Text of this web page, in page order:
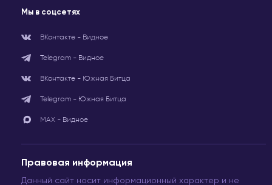
Мы в соцсетях
ВКонтакте - Видное
Telegram - Видное
ВКонтакте - Южная Битца
Telegram - Южная Битца
МАХ - Видное
Правовая информация
Данный сайт носит информационный характер и не